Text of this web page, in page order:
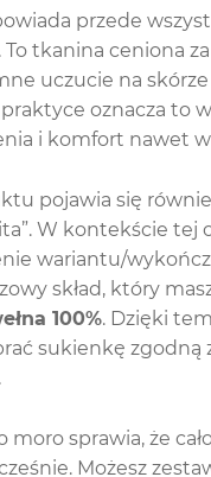
przede
. To tkanina ceniona
uczucie na
praktyce oznacza to
i komfort nawet
pojawia się
W kontekście tej
wariantu/
skład, który
100%. Dzięki
sukienkę zgodną
sprawia, że
Możesz